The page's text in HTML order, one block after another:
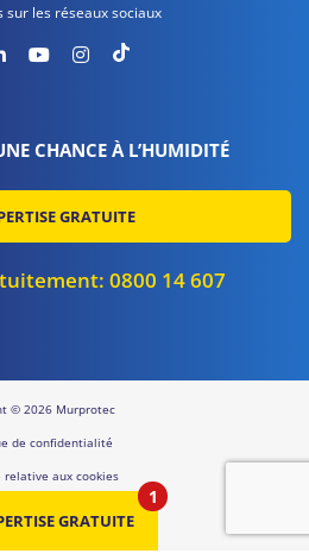
sur les réseaux sociaux
CHANCE À L’HUMIDITÉ
GRATUITE
0800 14 607
© 2026 Murprotec
de confidentialité
relative aux cookies
1
GRATUITE